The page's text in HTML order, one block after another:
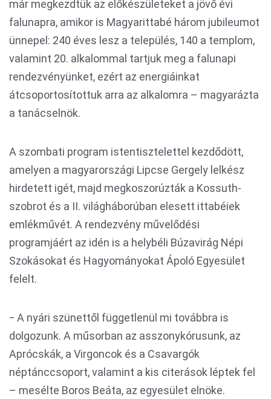
már megkezdtük az előkészületeket a jövő évi
falunapra, amikor is Magyarittabé három jubileumot
ünnepel: 240 éves lesz a település, 140 a templom,
valamint 20. alkalommal tartjuk meg a falunapi
rendezvényünket, ezért az energiáinkat
átcsoportosítottuk arra az alkalomra – magyarázta
a tanácselnök.
A szombati program istentisztelettel kezdődött,
amelyen a magyarországi Lipcse Gergely lelkész
hirdetett igét, majd megkoszorúzták a Kossuth-
szobrot és a II. világháborúban elesett ittabéiek
emlékművét. A rendezvény művelődési
programjáért az idén is a helybéli Búzavirág Népi
Szokásokat és Hagyományokat Ápoló Egyesület
felelt.
‒ A nyári szünettől függetlenül mi továbbra is
dolgozunk. A műsorban az asszonykórusunk, az
Aprócskák, a Virgoncok és a Csavargók
néptánccsoport, valamint a kis citerások léptek fel
– mesélte Boros Beáta, az egyesület elnöke.